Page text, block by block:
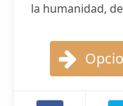
la humanidad,